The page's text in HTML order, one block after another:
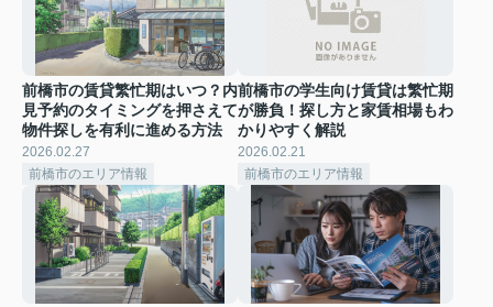
前橋市の賃貸繁忙期はいつ？内
見予約のタイミングを押さえて
物件探しを有利に進める方法
2026.02.27
前橋市のエリア情報
前橋市の学生向け賃貸は繁忙期
が勝負！探し方と家賃相場もわ
かりやすく解説
2026.02.21
前橋市のエリア情報